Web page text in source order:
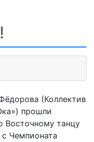
(Коллектив
прошли
Восточному танцу
Чемпионата